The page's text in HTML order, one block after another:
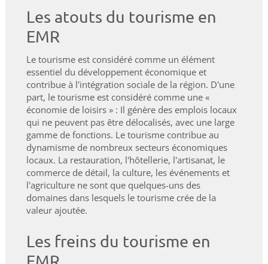
Les atouts du tourisme en
EMR
Le tourisme est considéré comme un élément
essentiel du développement économique et
contribue à l'intégration sociale de la région. D'une
part, le tourisme est considéré comme une «
économie de loisirs » : Il génère des emplois locaux
qui ne peuvent pas être délocalisés, avec une large
gamme de fonctions. Le tourisme contribue au
dynamisme de nombreux secteurs économiques
locaux. La restauration, l'hôtellerie, l'artisanat, le
commerce de détail, la culture, les événements et
l'agriculture ne sont que quelques-uns des
domaines dans lesquels le tourisme crée de la
valeur ajoutée.
Les freins du tourisme en